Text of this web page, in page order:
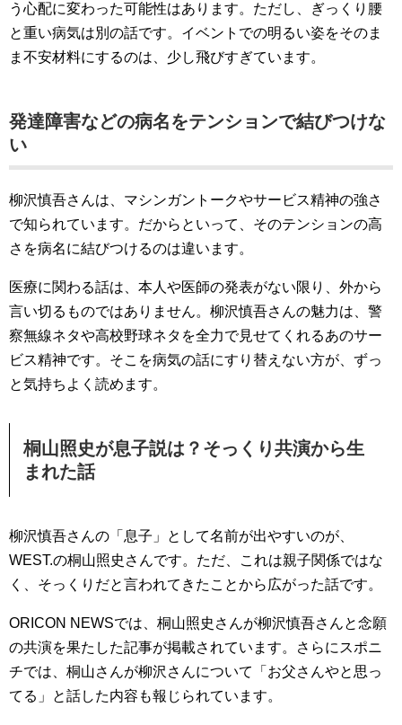
う心配に変わった可能性はあります。ただし、ぎっくり腰
と重い病気は別の話です。イベントでの明るい姿をそのま
ま不安材料にするのは、少し飛びすぎています。
発達障害などの病名をテンションで結びつけな
い
柳沢慎吾さんは、マシンガントークやサービス精神の強さ
で知られています。だからといって、そのテンションの高
さを病名に結びつけるのは違います。
医療に関わる話は、本人や医師の発表がない限り、外から
言い切るものではありません。柳沢慎吾さんの魅力は、警
察無線ネタや高校野球ネタを全力で見せてくれるあのサー
ビス精神です。そこを病気の話にすり替えない方が、ずっ
と気持ちよく読めます。
桐山照史が息子説は？そっくり共演から生
まれた話
柳沢慎吾さんの「息子」として名前が出やすいのが、
WEST.の桐山照史さんです。ただ、これは親子関係ではな
く、そっくりだと言われてきたことから広がった話です。
ORICON NEWSでは、桐山照史さんが柳沢慎吾さんと念願
の共演を果たした記事が掲載されています。さらにスポニ
チでは、桐山さんが柳沢さんについて「お父さんやと思っ
てる」と話した内容も報じられています。